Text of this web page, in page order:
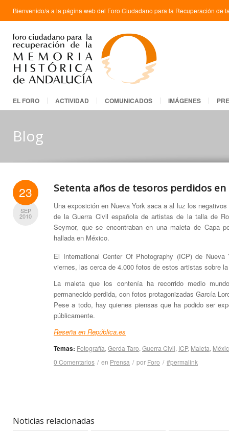
Bienvenido/a a la página web del Foro Ciudadano para la Recuperación de
EL FORO ACTIVIDAD COMUNICADOS IMÁGENES
Blog
23
SEP
2010
Setenta años de tesoros perdidos
Una exposición en Nueva York saca a al luz los
de la Guerra Civil española de artistas de la talla de
Seymor, que se encontraban en una maleta de Capa
hallada en México.
El International Center Of Photography (ICP) de
viernes, las cerca de 4.000 fotos de estos artistas sobre
La maleta que los contenía ha recorrido medio
permanecido perdida, con fotos protagonizadas García
Pese a todo, hay quienes piensas que ha podido ser
públicamente.
Reseña en República.es
Temas: Fotografía, Gerda Taro, Guerra Civil, ICP, Maleta,
0 Comentarios / en Prensa / por Foro / #permalink
Noticias relacionadas